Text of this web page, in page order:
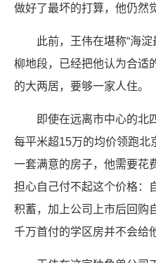
做好了最坏的打算，他仍然
此前，王伟在堪称“海
柳地段，已经把他认为合
的大两居，要够一家人住。
即使在远离市中心的北
每平米超15万的均价领跑北
一套满意的房子，他需要花
担心自己付不起这个价格：
积蓄，加上公司上市后回购
千万首付的学区房并不会给